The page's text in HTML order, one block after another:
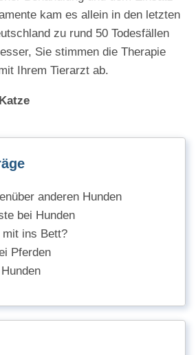
kam es allein in den letzten
zu rund 50 Todesfällen
Sie stimmen die Therapie
Ihrem Tierarzt ab.
Katze
anderen Hunden
bei Hunden
mit ins Bett?
Pferden